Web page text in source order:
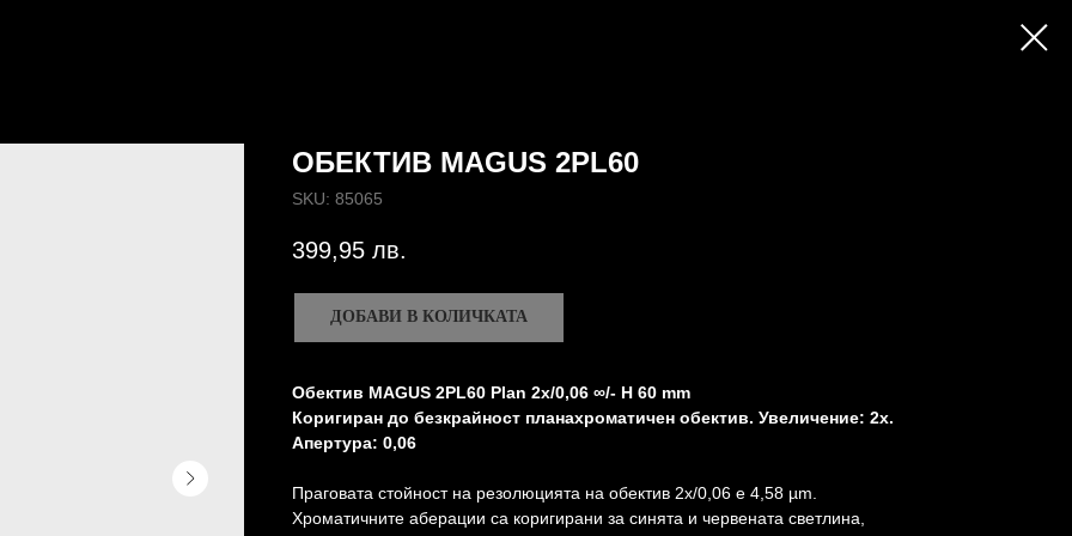
ОБЕКТИВ MAGUS 2PL60
SKU: 85065
399,95 лв.
ДОБАВИ В КОЛИЧКАТА
Обектив MAGUS 2PL60 Plan 2х/0,06 ∞/- H 60 mm
Коригиран до безкрайност планахроматичен обектив. Увеличение: 2x.
Апертура: 0,06
Праговата стойност на резолюцията на обектив 2х/0,06 е 4,58 µm.
Хроматичните аберации са коригирани за синята и червената светлина,